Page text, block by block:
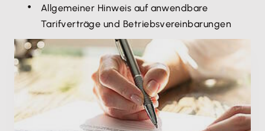
Allgemeiner Hinweis auf anwendbare
Tarifverträge und Betriebsvereinbarungen